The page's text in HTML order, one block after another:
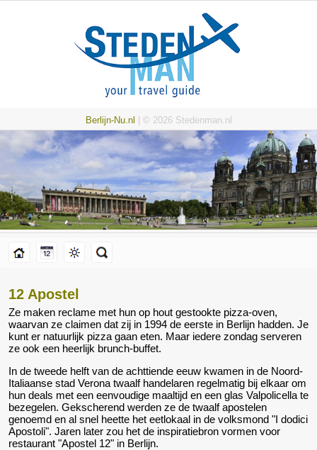
Berlijn-Nu.nl | © 2026 Stedenman.nl
12 Apostel
Ze maken reclame met hun op hout gestookte pizza-oven,
waarvan ze claimen dat zij in 1994 de eerste in Berlijn hadden. Je
kunt er natuurlijk pizza gaan eten. Maar iedere zondag serveren
ze ook een heerlijk brunch-buffet.
In de tweede helft van de achttiende eeuw kwamen in de Noord-
Italiaanse stad Verona twaalf handelaren regelmatig bij elkaar om
hun deals met een eenvoudige maaltijd en een glas Valpolicella te
bezegelen. Gekscherend werden ze de twaalf apostelen
genoemd en al snel heette het eetlokaal in de volksmond "I dodici
Apostoli". Jaren later zou het de inspiratiebron vormen voor
restaurant "Apostel 12" in Berlijn.